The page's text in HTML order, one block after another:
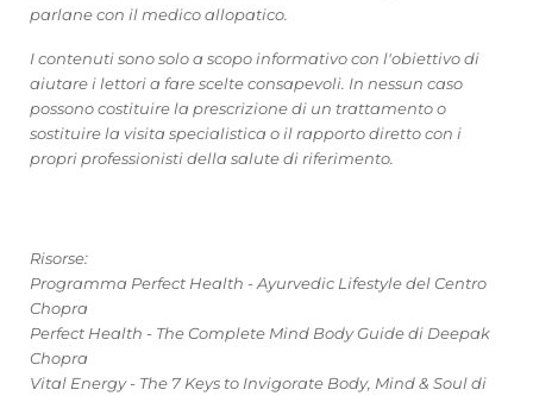
parlane con il medico allopatico.
I contenuti sono solo a scopo informativo con l'obiettivo di
aiutare i lettori a fare scelte consapevoli. In nessun caso
possono costituire la prescrizione di un trattamento o
sostituire la visita specialistica o il rapporto diretto con i
propri professionisti della salute di riferimento.
Risorse:
Programma Perfect Health - Ayurvedic Lifestyle del Centro
Chopra
Perfect Health - The Complete Mind Body Guide di Deepak
Chopra
Vital Energy - The 7 Keys to Invigorate Body, Mind & Soul di